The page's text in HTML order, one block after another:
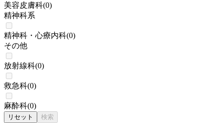
美容皮膚科(0)
精神科系
精神科・心療内科(0)
その他
放射線科(0)
救急科(0)
麻酔科(0)
リセット 検索